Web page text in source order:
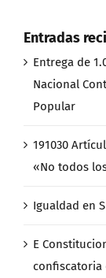
Entradas
Entrega de
Nacional
Popular
191030
«No todos
Igualdad en
E
confiscatoria